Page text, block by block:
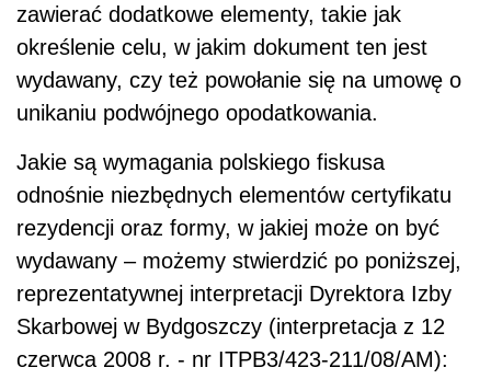
zawierać dodatkowe elementy, takie jak
określenie celu, w jakim dokument ten jest
wydawany, czy też powołanie się na umowę o
unikaniu podwójnego opodatkowania.
Jakie są wymagania polskiego fiskusa
odnośnie niezbędnych elementów certyfikatu
rezydencji oraz formy, w jakiej może on być
wydawany – możemy stwierdzić po poniższej,
reprezentatywnej interpretacji Dyrektora Izby
Skarbowej w Bydgoszczy (interpretacja z 12
czerwca 2008 r. - nr ITPB3/423-211/08/AM):